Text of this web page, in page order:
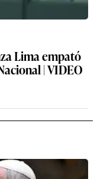
Lima empató
| VIDEO